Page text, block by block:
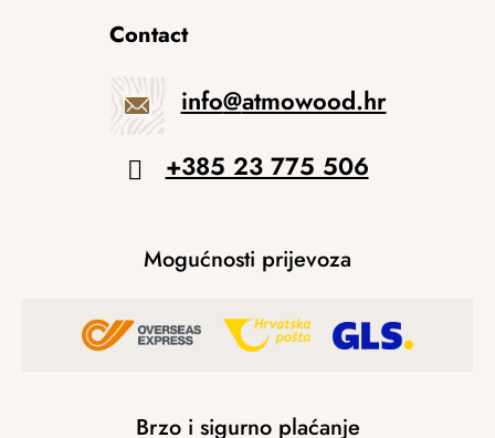
Contact
info@atmowood.hr
+385 23 775 506
Mogućnosti prijevoza
Brzo i sigurno plaćanje